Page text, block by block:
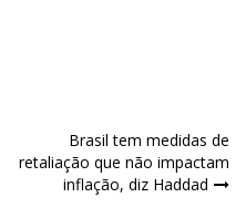
Brasil tem medidas de
retaliação que não impactam
inflação, diz Haddad